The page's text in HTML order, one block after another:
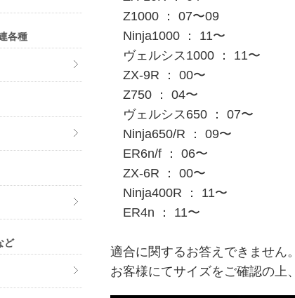
Z1000 ： 07〜09
Ninja1000 ： 11〜
ヴェルシス1000 ： 11〜
ZX-9R ： 00〜
Z750 ： 04〜
ヴェルシス650 ： 07〜
Ninja650/R ： 09〜
ER6n/f ： 06〜
ZX-6R ： 00〜
Ninja400R ： 11〜
ER4n ： 11〜
適合に関するお答えできません。
お客様にてサイズをご確認の上
各種
ど